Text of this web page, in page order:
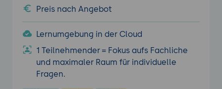
Preis nach Angebot
Lernumgebung in der Cloud
1 Teilnehmender = Fokus aufs Fachliche
und maximaler Raum für individuelle
Fragen.